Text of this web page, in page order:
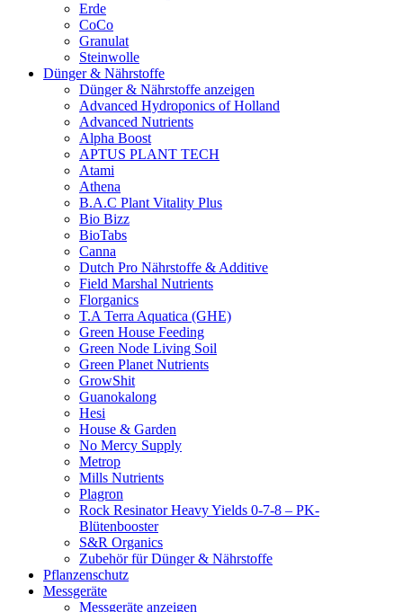
Erde
CoCo
Granulat
Steinwolle
Dünger & Nährstoffe
Dünger & Nährstoffe anzeigen
Advanced Hydroponics of Holland
Advanced Nutrients
Alpha Boost
APTUS PLANT TECH
Atami
Athena
B.A.C Plant Vitality Plus
Bio Bizz
BioTabs
Canna
Dutch Pro Nährstoffe & Additive
Field Marshal Nutrients
Florganics
T.A Terra Aquatica (GHE)
Green House Feeding
Green Node Living Soil
Green Planet Nutrients
GrowShit
Guanokalong
Hesi
House & Garden
No Mercy Supply
Metrop
Mills Nutrients
Plagron
Rock Resinator Heavy Yields 0-7-8 – PK-
Blütenbooster
S&R Organics
Zubehör für Dünger & Nährstoffe
Pflanzenschutz
Messgeräte
Messgeräte anzeigen